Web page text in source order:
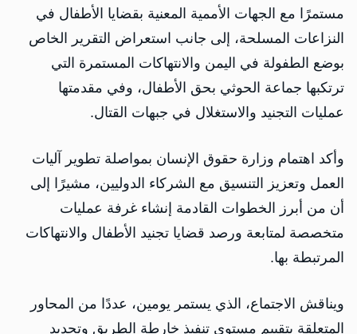
مستمرًا مع الجهات الأممية المعنية بقضايا الأطفال في
النزاعات المسلحة، إلى جانب استعراض التقرير الخاص
بوضع الطفولة في اليمن والانتهاكات المستمرة التي
ترتكبها جماعة الحوثي بحق الأطفال، وفي مقدمتها
عمليات التجنيد والاستغلال في جبهات القتال.
وأكد اهتمام وزارة حقوق الإنسان بمواصلة تطوير آليات
العمل وتعزيز التنسيق مع الشركاء الدوليين، مشيرًا إلى
أن من أبرز الخطوات القادمة إنشاء غرفة عمليات
متخصصة لمتابعة ورصد قضايا تجنيد الأطفال والانتهاكات
المرتبطة بها.
ويناقش الاجتماع، الذي يستمر يومين، عددًا من المحاور
المتعلقة بتقييم مستوى تنفيذ خارطة الطريق وتحديد